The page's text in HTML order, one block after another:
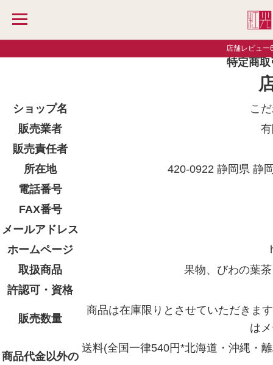
会社概要
お客様の声
果物
マスクメロン
マンゴー
はるみみかん
レモン
パイナップル
店舗レビュー
TOP
特定商
ショップ名
こ
販売業者
販売責任者
所在地
420-0922 静岡県 静
電話番号
FAX番号
メールアドレス
ホームページ
取扱商品
果物、びわの葉
許認可・資格
販売数量
商品は在庫限りとさせていただきま
は
商品代金以外の
送料(全国一律540円*北海道・沖縄・